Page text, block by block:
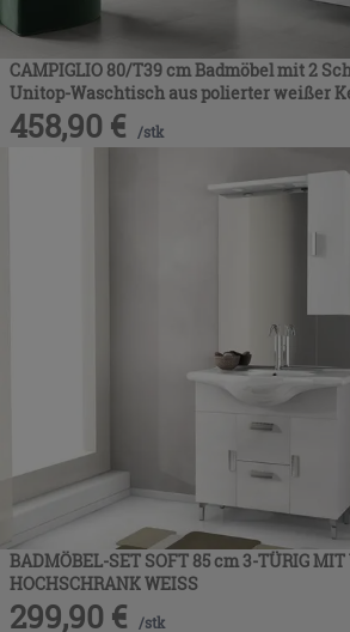
CAMPIGLIO 80/T39 cm Badmöbel mit 2
Unitop-Waschtisch aus polierter weißer
458,90 € /stk
BADMÖBEL-SET SOFT 85 cm 3-TÜRIG
HOCHSCHRANK WEISS
299,90 € /stk